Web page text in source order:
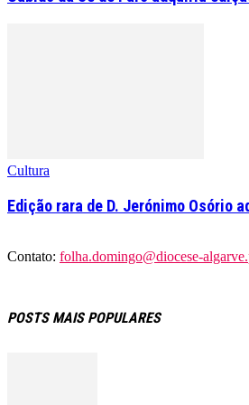
Cultura
Edição rara de D. Jerónimo Osório
Contato: folha.domingo@diocese-
POSTS MAIS POPULARES